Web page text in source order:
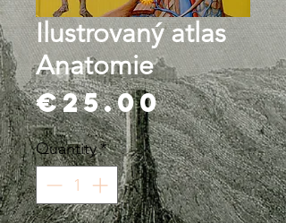
Ilustrovaný atlas
Anatomie
€25.00Price
Quantity*